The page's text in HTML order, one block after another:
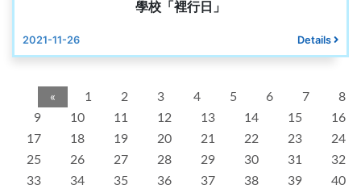
學校「裡行日」
2021-11-26 Details
« 1 2 3 4 5 6 7
8
9
10 11 12 13 14 15
16
17
18 19 20 21 22 23
24
25
26 27 28 29 30 31
32
33
34 35 36 37 38 39 40